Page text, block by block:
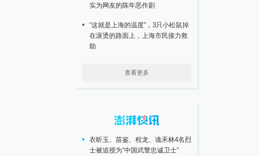
实为网友的陈年恶作剧
“这就是上海的温度”，3只小松鼠掉
在滚烫的路面上，上海市民接力救
助
查看更多
衣昕玉、苗鉴、程龙、谯禾林4名烈
士被追授为“中国武警忠诚卫士”